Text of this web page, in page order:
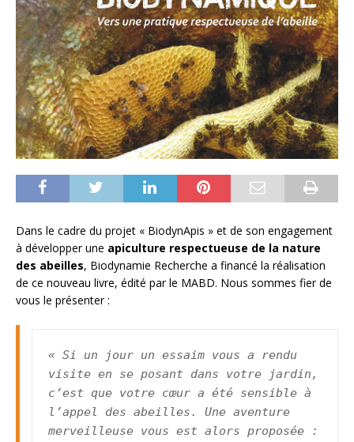
Dans le cadre du projet « BiodynApis » et de son engagement
à développer une apiculture respectueuse de la nature
des abeilles, Biodynamie Recherche a financé la réalisation
de ce nouveau livre, édité par le MABD. Nous sommes fier de
vous le présenter :
« Si un jour un essaim vous a rendu
visite en se posant dans votre jardin,
c’est que votre cœur a été sensible à
l’appel des abeilles. Une aventure
merveilleuse vous est alors proposée :